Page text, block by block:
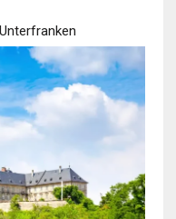
Unterfranken